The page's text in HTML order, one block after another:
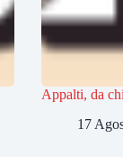
Appalti, da
17